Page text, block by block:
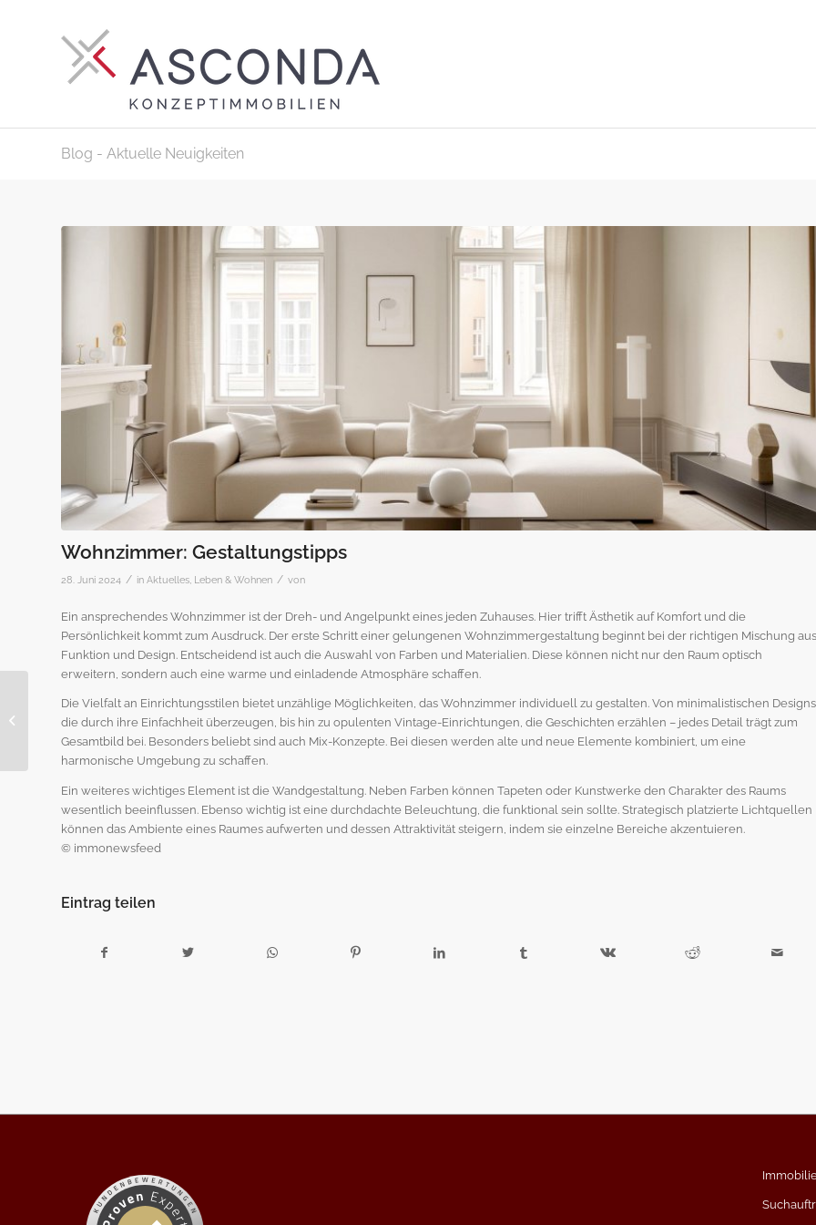
Blog - Aktuelle Neuigkeiten
Wohnzimmer: Gestaltungstipps
28. Juni 2024 / in Aktuelles Leben & Wohnen / von
Ein ansprechendes Wohnzimmer ist der Dreh- und Angelpunkt eines jeden Zuhauses. Hier trifft Ästhetik auf Komfort und die
Persönlichkeit kommt zum Ausdruck. Der erste Schritt einer gelungenen Wohnzimmergestaltung beginnt bei der richtigen Mischung aus
Funktion und Design. Entscheidend ist auch die Auswahl von Farben und Materialien. Diese können nicht nur den Raum optisch
erweitern, sondern auch eine warme und einladende Atmosphäre schaffen.
Die Vielfalt an Einrichtungsstilen bietet unzählige Möglichkeiten, das Wohnzimmer individuell zu gestalten. Von minimalistischen
die durch ihre Einfachheit überzeugen, bis hin zu opulenten Vintage-Einrichtungen, die Geschichten erzählen – jedes Detail trägt zum
Gesamtbild bei. Besonders beliebt sind auch Mix-Konzepte. Bei diesen werden alte und neue Elemente kombiniert, um eine
harmonische Umgebung zu schaffen.
Ein weiteres wichtiges Element ist die Wandgestaltung. Neben Farben können Tapeten oder Kunstwerke den Charakter des Raums
wesentlich beeinflussen. Ebenso wichtig ist eine durchdachte Beleuchtung, die funktional sein sollte. Strategisch platzierte Lichtquellen
können das Ambiente eines Raumes aufwerten und dessen Attraktivität steigern, indem sie einzelne Bereiche akzentuieren.
© immonewsfeed
Eintrag teilen
Zinspolitik: Bremst
Unsicherheit
Immobilienkäufe?